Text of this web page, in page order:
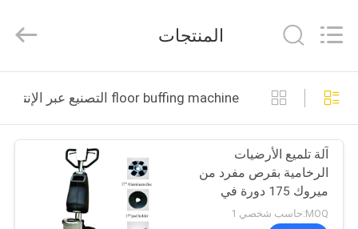
منزل
منتجات
معلومات
Industry
Co.,Ltd.
Reserved.
المنتجات
floor buffing machine التصنيع عبر الإنترنت
آلة تلميع الأرضيات
الرخامية بقرص مفرد من
ميروك 175 دورة في
الدقيقة
MOQ:حاسب شخصي 1